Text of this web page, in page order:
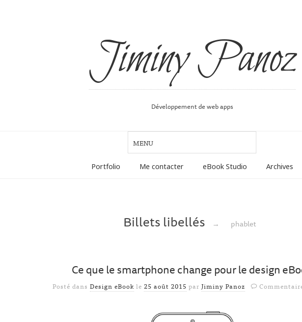
Jiminy Panoz
Développement de web apps
Portfolio Me contacter eBook Studio Archives
Billets libellés → phablet
Ce que le smartphone change pour le design
Posté dansDesign eBook le 25 août 2015 parJiminy Panoz